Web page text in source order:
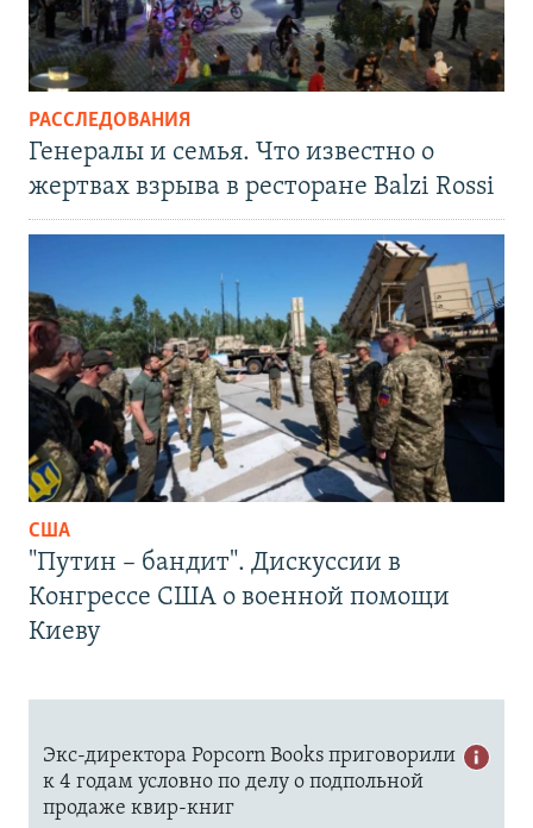
РАССЛЕДОВАНИЯ
Генералы и семья. Что известно о
жертвах взрыва в ресторане Balzi Rossi
США
"Путин – бандит". Дискуссии в
Конгрессе США о военной помощи
Киеву